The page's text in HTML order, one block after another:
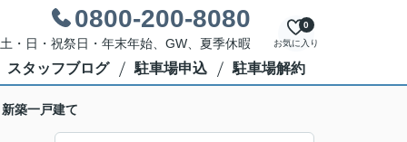
0800-200-8080
日・祝祭日・年末年始、GW、夏季休暇 お気に入り
0
スタッフブログ 駐車場申込 駐車場解約
築一戸建て